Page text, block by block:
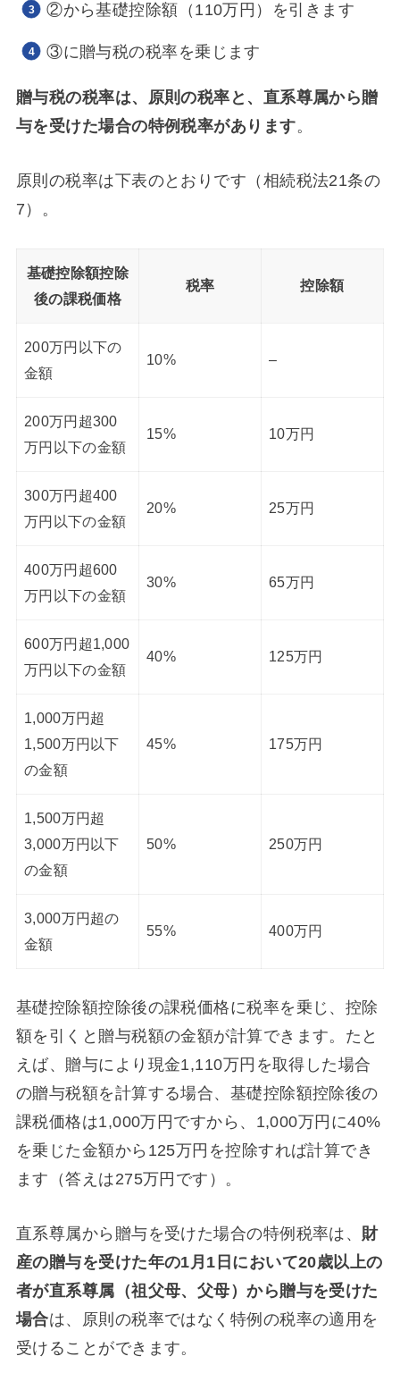
②から基礎控除額（110万円）を引きます
③に贈与税の税率を乗じます
贈与税の税率は、原則の税率と、直系尊属から贈
与を受けた場合の特例税率があります。
原則の税率は下表のとおりです（相続税法21条の
7）。
基礎控除額控除
後の課税価格
税率 控除額
200万円以下の
金額
10% –
200万円超300
万円以下の金額
15% 10万円
300万円超400
万円以下の金額
20% 25万円
400万円超600
万円以下の金額
30% 65万円
600万円超1,000
万円以下の金額
40% 125万円
1,000万円超
1,500万円以下
の金額
45% 175万円
1,500万円超
3,000万円以下
の金額
50% 250万円
3,000万円超の
金額
55% 400万円
基礎控除額控除後の課税価格に税率を乗じ、控除
額を引くと贈与税額の金額が計算できます。たと
えば、贈与により現金1,110万円を取得した場合
の贈与税額を計算する場合、基礎控除額控除後の
課税価格は1,000万円ですから、1,000万円に40%
を乗じた金額から125万円を控除すれば計算でき
ます（答えは275万円です）。
直系尊属から贈与を受けた場合の特例税率は、 財
産の贈与を受けた年の1月1日において20歳以上の
者が直系尊属（祖父母、父母）から贈与を受けた
場合は、原則の税率ではなく特例の税率の適用を
受けることができます。